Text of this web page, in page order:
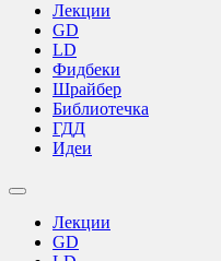
Лекции
GD
LD
Фидбеки
Шрайбер
Библиотечка
ГДД
Идеи
Переключить
поискаЛекции
GD